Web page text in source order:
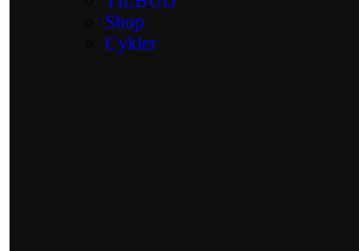
Shop
Cykler